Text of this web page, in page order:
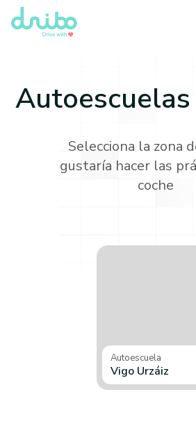
Autoescuelas
Selecciona la zona
gustaría hacer las
coche
Autoescuela
Vigo Urzáiz